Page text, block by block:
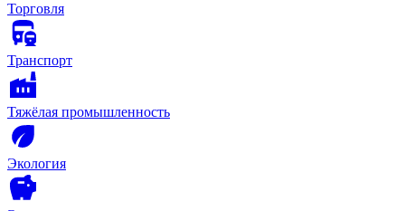
Торговля
Транспорт
Тяжёлая промышленность
Экология